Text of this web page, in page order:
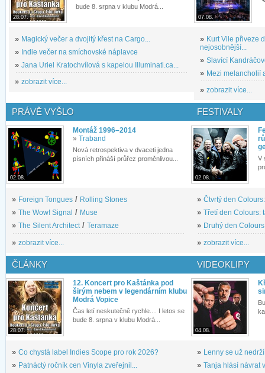
28.07.
bude 8. srpna v klubu Modrá...
» Magický večer a dvojitý křest na Cargo...
» Indie večer na smíchovské náplavce
» Jana Uriel Kratochvílová s kapelou Illuminati.ca...
» zobrazit více...
07.08.
» Kurt Vile přiveze
nejosobnější...
» Slavící
» Mezi melancholií
» zobrazit více...
PRÁVĚ VYŠLO
02.08.
Montáž 1996–2014
» Traband
Nová retrospektiva v dvaceti jedna
písních přináší průřez proměnlivou...
» Foreign Tongues / Rolling Stones
» The Wow! Signal / Muse
» The Silent Architect/ Teramaze
» zobrazit více...
FESTIVALY
02.08.
V
» Čtvrtý den
» Třetí den Colours:
» Druhý den
» zobrazit více...
ČLÁNKY
28.07.
12. Koncert pro Kaštánka pod
širým nebem v legendárním klubu
Modrá Vopice
Čas letí neskutečně rychle.... I letos se
bude 8. srpna v klubu Modrá...
» Co chystá label Indies Scope pro rok 2026?
» Patnáctý ročník cen Vinyla zveřejnil...
VIDEOKLIPY
04.08.
» Lenny se už
» Tanja hlásí návrat